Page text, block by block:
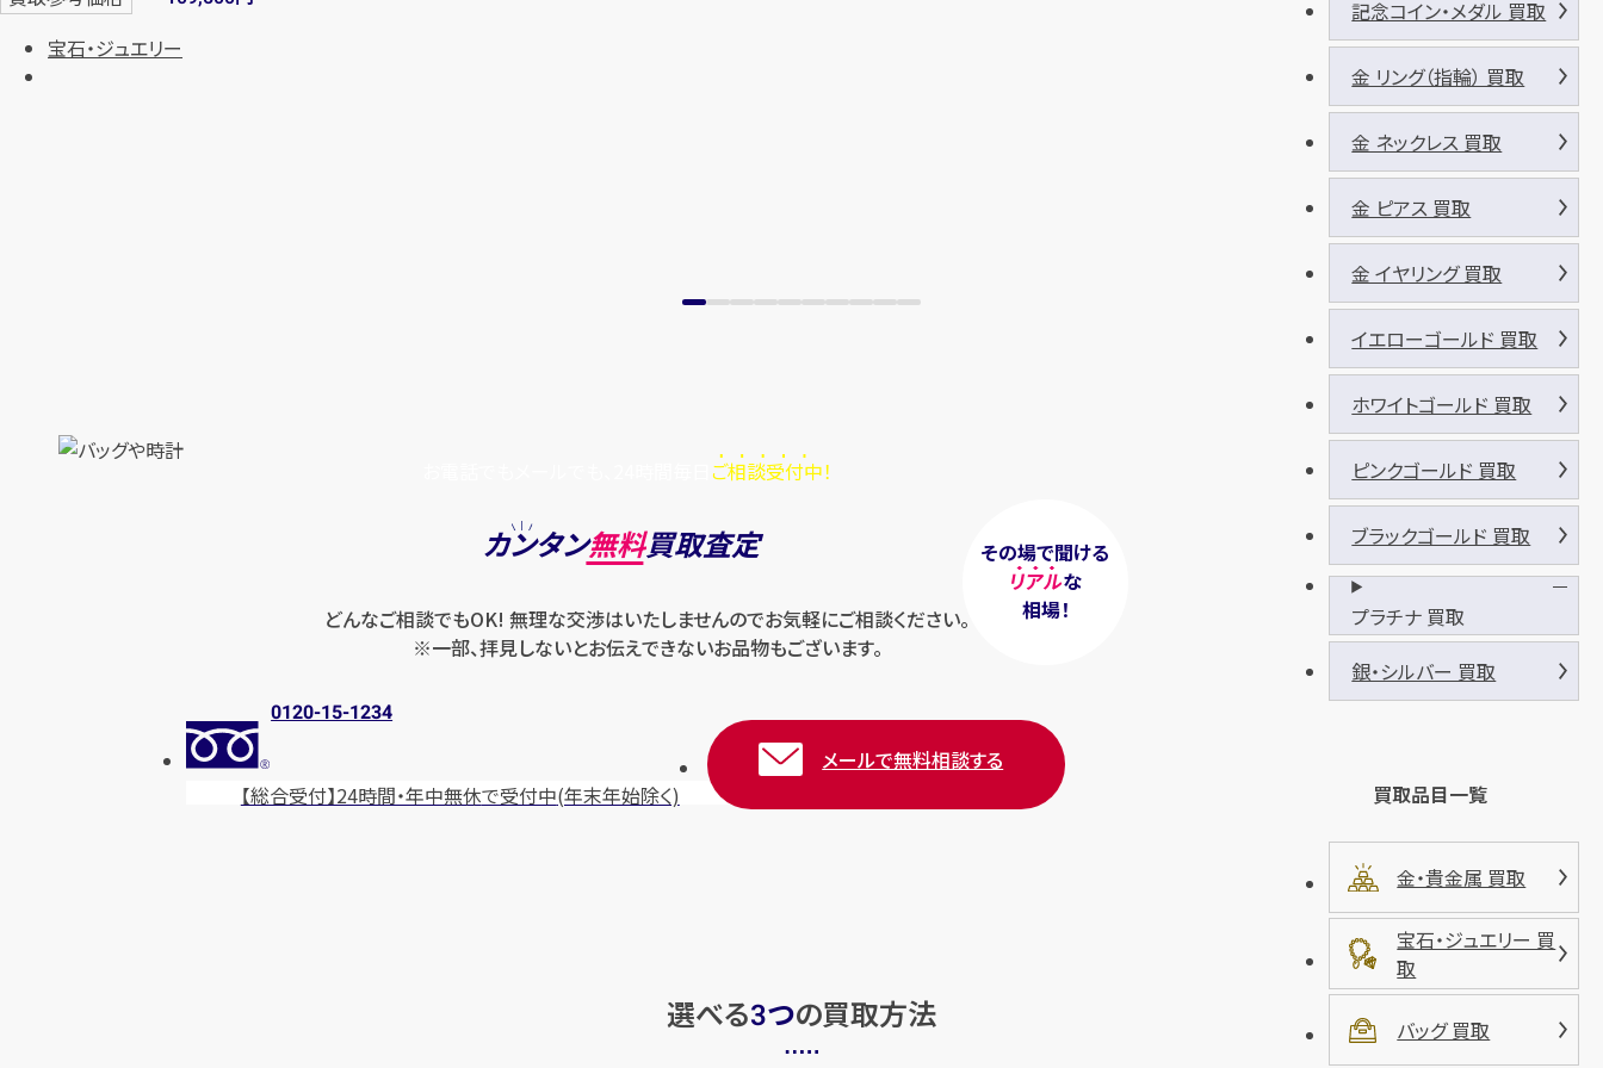
宝石・ジュエリー
ご相談受付中！
その場で聞ける
リアルな
相場！
カンタン無料買取査定
どんなご相談でもOK! 無理な交渉はいたしませんのでお気軽にご相談ください。
※一部、拝見しないとお伝えできないお品物もございます。
0120-15-1234
【総合受付】24時間・年中無休で受付中(年末年始除く)
メールで無料相談する
選べる3つの買取方法
記念コイン・メダル 買取
金 リング（指輪） 買取
金 ネックレス 買取
金 ピアス 買取
金 イヤリング 買取
イエローゴールド 買取
ホワイトゴールド 買取
ピンクゴールド 買取
ブラックゴールド 買取
プラチナ 買取
銀・シルバー 買取
買取品目一覧
金・貴金属 買取
宝石・ジュエリー 買
取
バッグ 買取